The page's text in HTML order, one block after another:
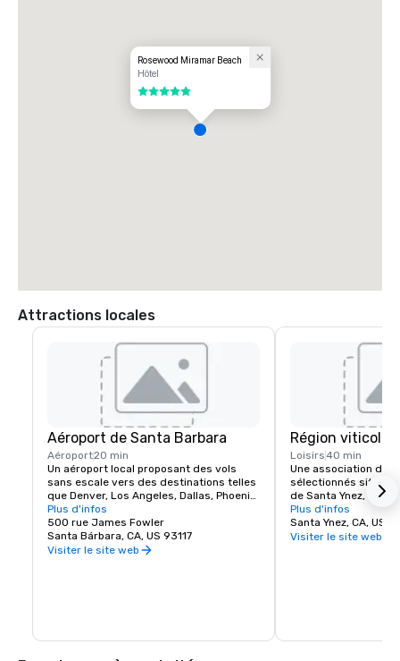
Rosewood Miramar Beach
Hôtel
5 sur 5
Attractions locales
Aéroport de Santa Barbara
Aéroport20 min
Un aéroport local proposant des vols
sans escale vers des destinations telles
que Denver, Los Angeles, Dallas, Phoenix,
Portland, Las Vegas et plus encore.
Plus d'infos
500 rue James Fowler
Santa Bárbara, CA, US 93117
Visiter le site web
Région viticole
Loisirs40 min
Une association de
sélectionnés situés
de Santa Ynez, en
vous diriger vers les
dégustation
pourrez acheter
Merlot
Plus d'infos
Santa Ynez, CA, US
Visiter le site web